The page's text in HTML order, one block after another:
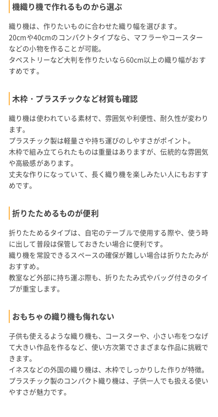
機織り機で作れるものから選ぶ
織り機は、作りたいものに合わせた織り幅を選びます。
20cmや40cmのコンパクトタイプなら、マフラーやコースター
などの小物を作ることが可能。
タペストリーなど大判を作りたいなら60cm以上の織り幅がおす
すめです。
木枠・プラスチックなど材質も確認
織り機は使われている素材で、雰囲気や利便性、耐久性が変わり
ます。
プラスチック製は軽量さや持ち運びのしやすさがポイント。
木枠で組み立てられたものは重量はありますが、伝統的な雰囲気
や高級感があります。
丈夫な作りになっていて、長く織り機を楽しみたい人にもおすす
めです。
折りたためるものが便利
折りたためるタイプは、自宅のテーブルで使用する際や、使う時
に出して普段は保管しておきたい場合に便利です。
織り機を常設できるスペースの確保が難しい場合は折りたたみが
おすすめ。
教室など外部に持ち運ぶ際も、折りたたみ式やバッグ付きのタイ
プが重宝します。
おもちゃの織り機も侮れない
子供も使えるような織り機も、コースターや、小さい布をつなげ
て大きい作品を作るなど、使い方次第でさまざまな作品に挑戦で
きます。
イネスなどの外国の織り機は、木枠でしっかりした作りが特徴。
プラスチック製のコンパクト織り機は、子供一人でも扱える使い
やすさが魅力です。